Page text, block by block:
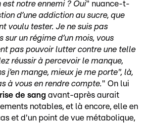
notre ennemi ? Oui" nuance-t-
d’une addiction au sucre, que
voulu tester. Je ne suis pas
un régime d’un mois, vous
pas pouvoir lutter contre une telle
réussir à percevoir le manque,
j’en mange, mieux je me porte", là,
à vous en rendre compte." On lui
de sang avant-après aurait
notables, et là encore, elle en
et d'un point de vue métabolique,